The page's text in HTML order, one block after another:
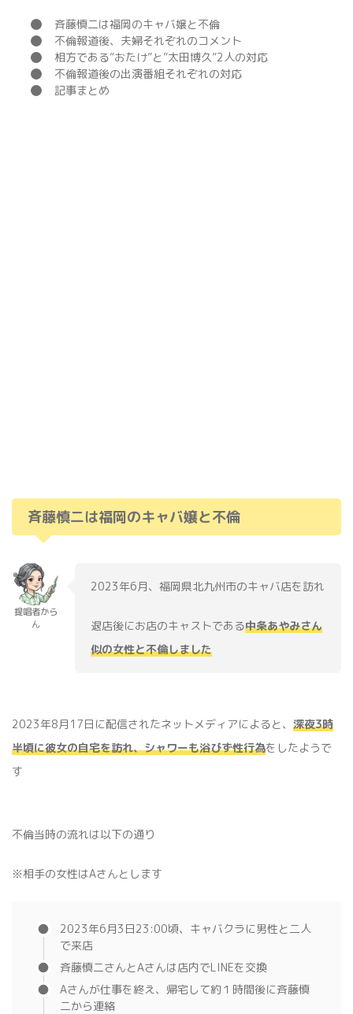
斉藤慎二は福岡のキャバ嬢と不倫
不倫報道後、夫婦それぞれのコメント
相方である”おたけ”と”太田博久”2人の対応
不倫報道後の出演番組それぞれの対応
記事まとめ
斉藤慎二は福岡のキャバ嬢と不倫
提唱者から
ん
2023年6月、福岡県北九州市のキャバ店を訪れ
退店後にお店のキャストである中条あやみさん
似の女性と不倫しました
2023年8月17日に配信されたネットメディアによると、 深夜3時
半頃に彼女の自宅を訪れ、シャワーも浴びず性行為をしたようで
す
不倫当時の流れは以下の通り
※相手の女性はAさんとします
2023年6月3日23:00頃、キャバクラに男性と二人
で来店
斉藤慎二さんとAさんは店内でLINEを交換
Aさんが仕事を終え、帰宅して約１時間後に斉藤慎
二から連絡